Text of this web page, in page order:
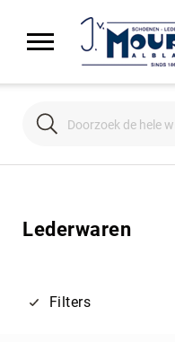
Search
Lederwaren
Filters